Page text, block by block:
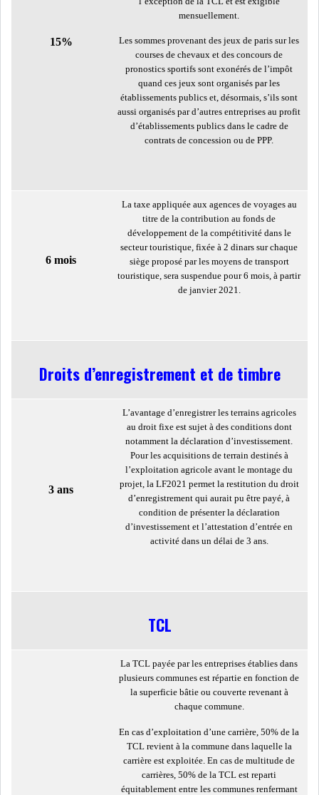
SUBSAHARIENNE
ASIE
RESTE DU MONDE
LE PÉTROLE REPART À LA
HAUSSE APRÈS LA P...
LES PRIX ALIMENTAIRES
MONDIAUX AU PLUS H...
CROISSANCE, L...
RSS
INTERVIEWS
15%
mensuellement.
Les sommes provenant des jeux de paris sur les
courses de chevaux et des concours de
pronostics sportifs sont exonérés de l’impôt
quand ces jeux sont organisés par les
établissements publics et, désormais, s’ils sont
aussi organisés par d’autres entreprises au profit
d’établissements publics dans le cadre de
contrats de concession ou de PPP.
6 mois
La taxe appliquée aux agences de voyages au
titre de la contribution au fonds de
développement de la compétitivité dans le
secteur touristique, fixée à 2 dinars sur chaque
siège proposé par les moyens de transport
touristique, sera suspendue pour 6 mois, à partir
de janvier 2021.
Droits d’enregistrement et de timbre
3 ans
L’avantage d’enregistrer les terrains agricoles
au droit fixe est sujet à des conditions dont
notamment la déclaration d’investissement.
Pour les acquisitions de terrain destinés à
l’exploitation agricole avant le montage du
projet, la LF2021 permet la restitution du droit
d’enregistrement qui aurait pu être payé, à
condition de présenter la déclaration
d’investissement et l’attestation d’entrée en
activité dans un délai de 3 ans.
TCL
La TCL payée par les entreprises établies dans
plusieurs communes est répartie en fonction de
la superficie bâtie ou couverte revenant à
chaque commune.
En cas d’exploitation d’une carrière, 50% de la
TCL revient à la commune dans laquelle la
carrière est exploitée. En cas de multitude de
carrières, 50% de la TCL est reparti
équitablement entre les communes renfermant